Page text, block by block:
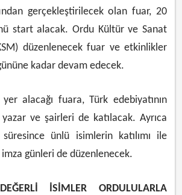
gerçekleştirilecek olan fuar, 20
start alacak. Ordu Kültür ve Sanat
düzenlenecek fuar ve etkinlikler
kadar devam edecek.
alacağı fuara, Türk edebiyatının
ve şairleri de katılacak. Ayrıca
ünlü isimlerin katılımı ile
günleri de düzenlenecek.
İSİMLER ORDULULARLA